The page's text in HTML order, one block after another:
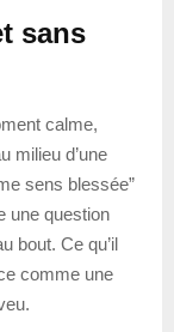
sans
calme,
milieu d’une
sens blessée”
une question
bout. Ce qu’il
comme une